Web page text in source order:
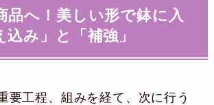
品へ！美しい形で鉢に入
み」と「補強」
要工程、組みを経て、次に行う